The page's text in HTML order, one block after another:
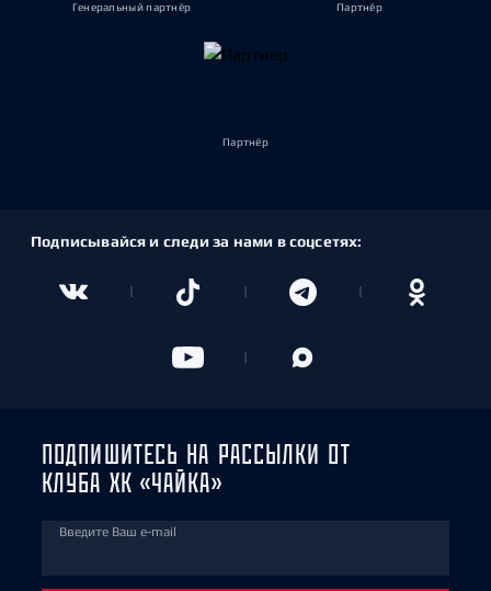
Генеральный партнёр Партнёр
Партнёр
Подписывайся и следи за нами в соцсетях:
ПОДПИШИТЕСЬ НА РАССЫЛКИ ОТ
КЛУБА ХК «ЧАЙКА»
Введите Ваш e-mail